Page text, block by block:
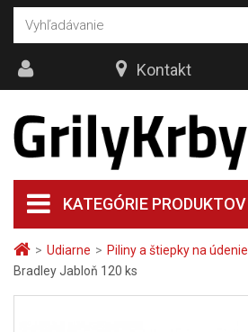
> Udiarne > Piliny a štiepky na údenie
Bradley Jabloň 120 ks
KATEGÓRIE PRODUKTOV
Kontakt